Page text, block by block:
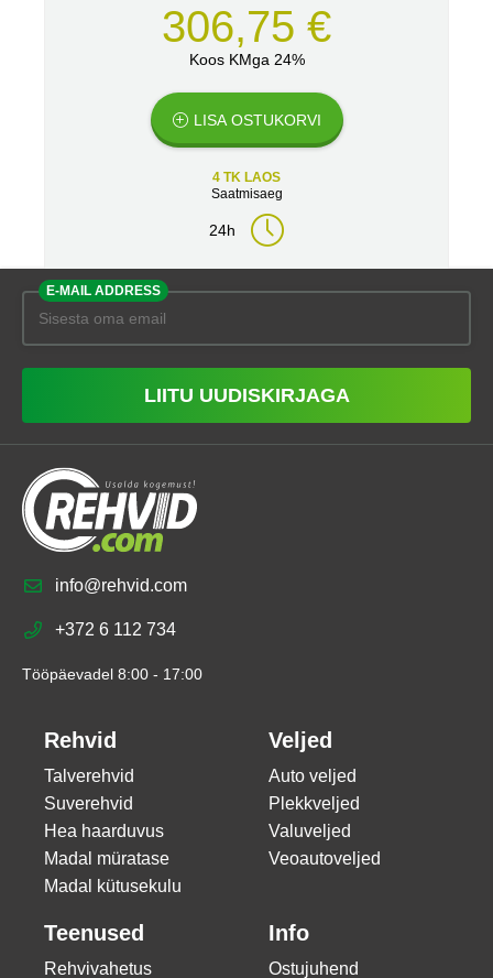
306,75 €
Koos KMga 24%
LISA OSTUKORVI
4 TK LAOS
Saatmisaeg
24h
E-MAIL ADDRESS
LIITU UUDISKIRJAGA
info@rehvid.com
+372 6 112 734
Tööpäevadel 8:00 - 17:00
Rehvid
Talverehvid
Suverehvid
Hea haarduvus
Madal müratase
Madal kütusekulu
Veljed
Auto veljed
Plekkveljed
Valuveljed
Veoautoveljed
Teenused
Rehvivahetus
Info
Ostujuhend